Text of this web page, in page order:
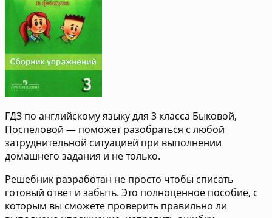
ГДЗ по английскому языку для 3 класса Быковой,
Поспеловой — поможет разобраться с любой
затруднительной ситуацией при выполнении
домашнего задания и не только.
Решебник разработан не просто чтобы списать
готовый ответ и забыть. Это полноценное пособие, с
которым вы сможете проверить правильно ли